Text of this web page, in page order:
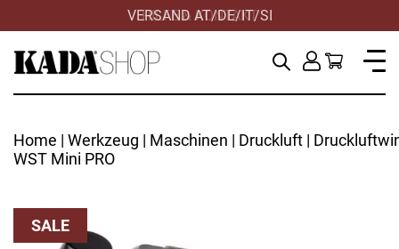
VERSAND AT/DE/IT/SI
Home | Werkzeug | Maschinen | Druckluft |
WST Mini PRO
SALE